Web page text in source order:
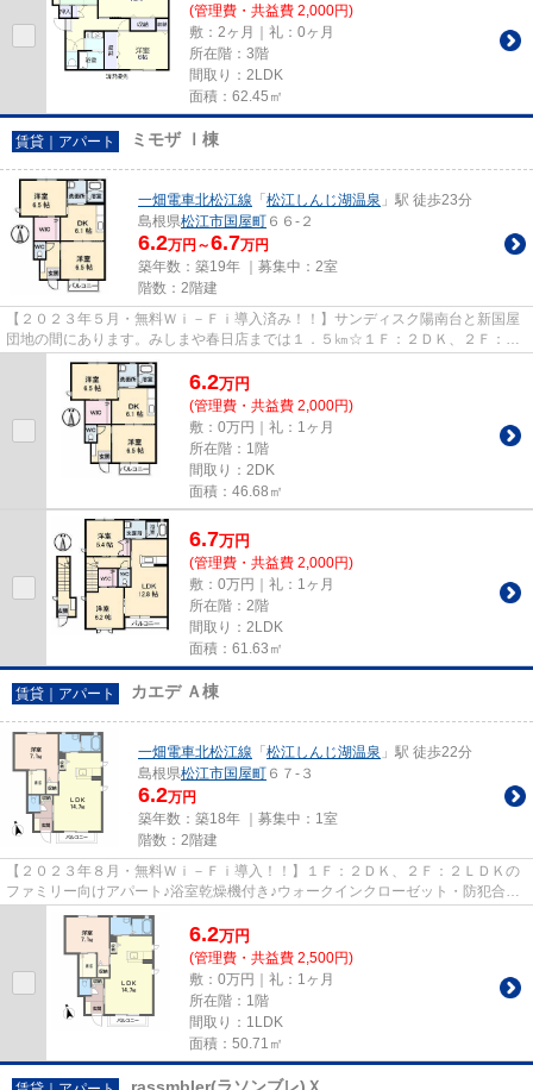
(管理費・共益費 2,000円)
敷：2ヶ月｜礼：0ヶ月
所在階：3階
間取り：2LDK
面積：62.45㎡
賃貸｜アパート ミモザ Ⅰ棟
一畑電車北松江線 「 松江しんじ湖温泉 」駅 徒歩23分
島根県松江市国屋町 ６６-２
6.2万円～6.7万円
築年数：築19年 ｜募集中： 2室
階数：2階建
【２０２３年５月・無料Ｗｉ－Ｆｉ導入済み！！】サンディスク陽南台と新国屋
団地の間にあります。みしまや春日店までは１．５㎞☆１Ｆ：２ＤＫ、２Ｆ：２
ＬＤＫのシャーメゾンです。浴...
6.2万円
(管理費・共益費 2,000円)
敷：0万円｜礼：1ヶ月
所在階：1階
間取り：2DK
面積：46.68㎡
6.7万円
(管理費・共益費 2,000円)
敷：0万円｜礼：1ヶ月
所在階：2階
間取り：2LDK
面積：61.63㎡
賃貸｜アパート カエデ Ａ棟
一畑電車北松江線 「 松江しんじ湖温泉 」駅 徒歩22分
島根県松江市国屋町 ６７-３
6.2万円
築年数：築18年 ｜募集中： 1室
階数：2階建
【２０２３年８月・無料Ｗｉ－Ｆｉ導入！！】１Ｆ：２ＤＫ、２Ｆ：２ＬＤＫの
ファミリー向けアパート♪浴室乾燥機付き♪ウォークインクローゼット・防犯合わ
せガラス・カラーモニターホ...
6.2万円
(管理費・共益費 2,500円)
敷：0万円｜礼：1ヶ月
所在階：1階
間取り：1LDK
面積：50.71㎡